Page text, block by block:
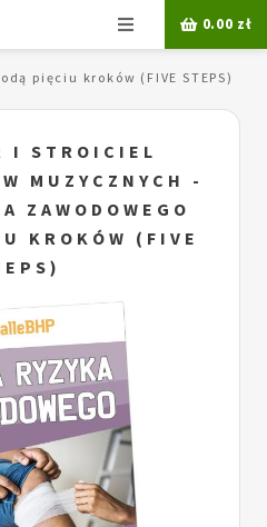
Menu 0.00 zł
pięciu kroków (FIVE STEPS)
I STROICIEL
MUZYCZNYCH -
ZAWODOWEGO
KROKÓW (FIVE